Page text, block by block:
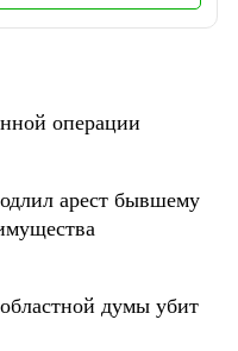
операции
арест бывшему
думы убит